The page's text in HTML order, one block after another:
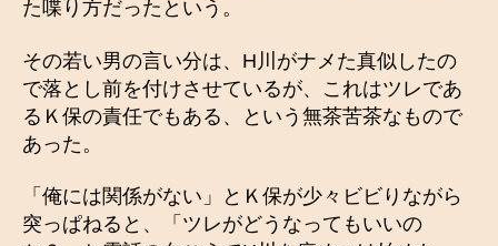
た喋り方だったという。
その若い男の言い分は、H川がナメた真似したの
で落とし前を付けさせているが、これはツレであ
るＫ保の責任でもある、という無茶苦茶なもので
あった。
「俺には関係がない」とＫ保が少々ビビりながら
突っぱねると、「ツレがどうなってもいいの